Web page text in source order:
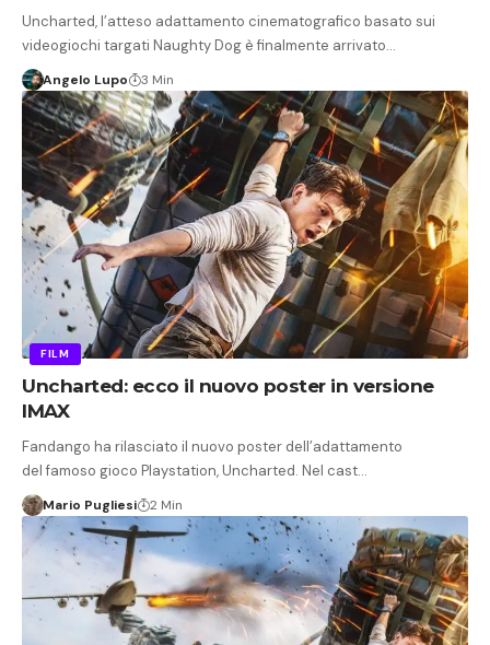
Uncharted, l’atteso adattamento cinematografico basato sui
videogiochi targati Naughty Dog è finalmente arrivato…
Angelo Lupo 3 Min
FILM
Uncharted: ecco il nuovo poster in versione
IMAX
Fandango ha rilasciato il nuovo poster dell’adattamento
del famoso gioco Playstation, Uncharted. Nel cast…
Mario Pugliesi 2 Min